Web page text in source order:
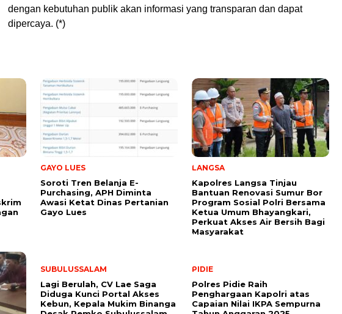
dengan kebutuhan publik akan informasi yang transparan dan dapat
dipercaya. (*)
GAYO LUES
Soroti Tren Belanja E-
Purchasing, APH Diminta
Awasi Ketat Dinas Pertanian
Gayo Lues
LANGSA
Kapolres Langsa Tinjau
Bantuan Renovasi Sumur Bor
Program Sosial Polri Bersama
Ketua Umum Bhayangkari,
Perkuat Akses Air Bersih Bagi
Masyarakat
SUBULUSSALAM
Lagi Berulah, CV Lae Saga
Diduga Kunci Portal Akses
Kebun, Kepala Mukim Binanga
PIDIE
Polres Pidie Raih
Penghargaan Kapolri atas
Capaian Nilai IKPA Sempurna